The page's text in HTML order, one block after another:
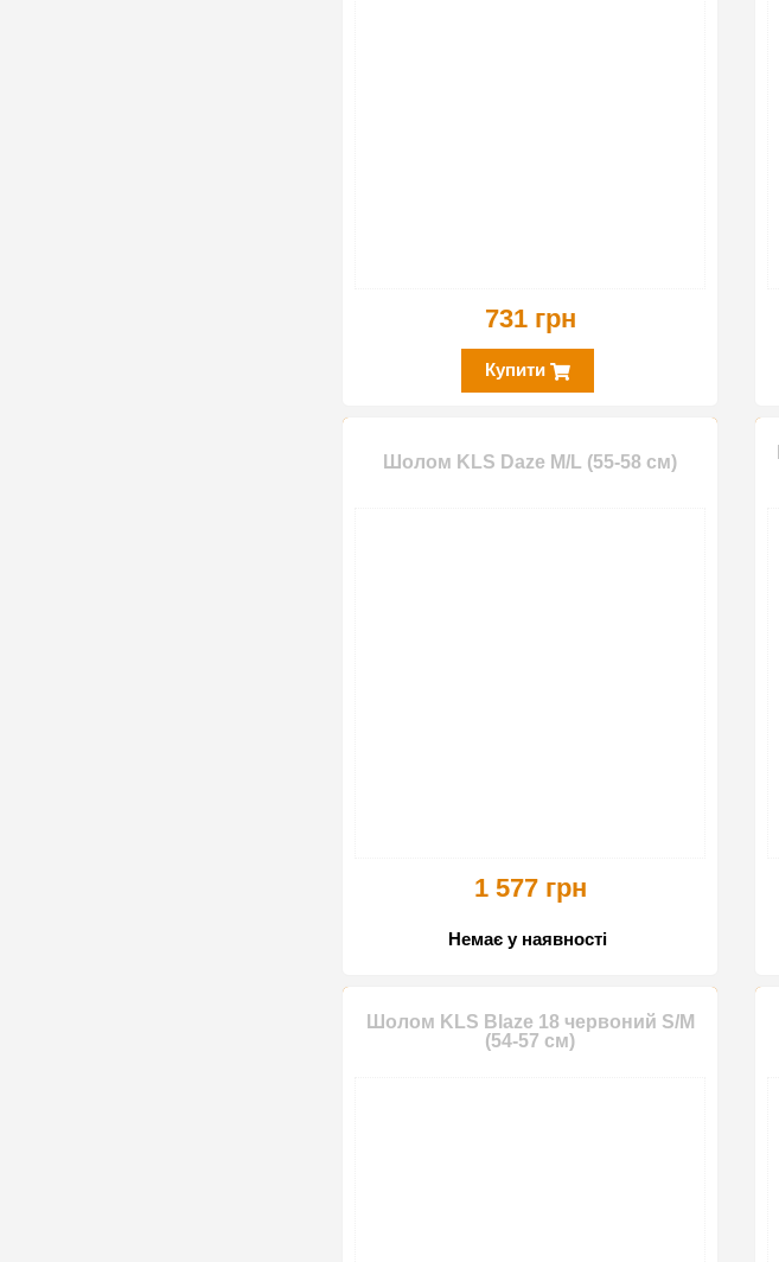
731 грн
Купити
Шолом KLS Daze M/L (55-58 см)
1 577 грн
Немає у наявності
Шолом KLS Blaze 18 червоний S/M
(54-57 см)